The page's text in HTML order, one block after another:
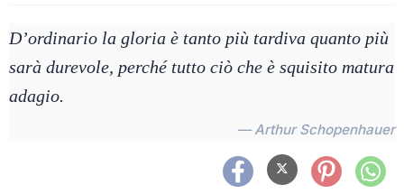
D’ordinario la gloria è tanto più tardiva quanto più
sarà durevole, perché tutto ciò che è squisito matura
adagio.
— Arthur Schopenhauer